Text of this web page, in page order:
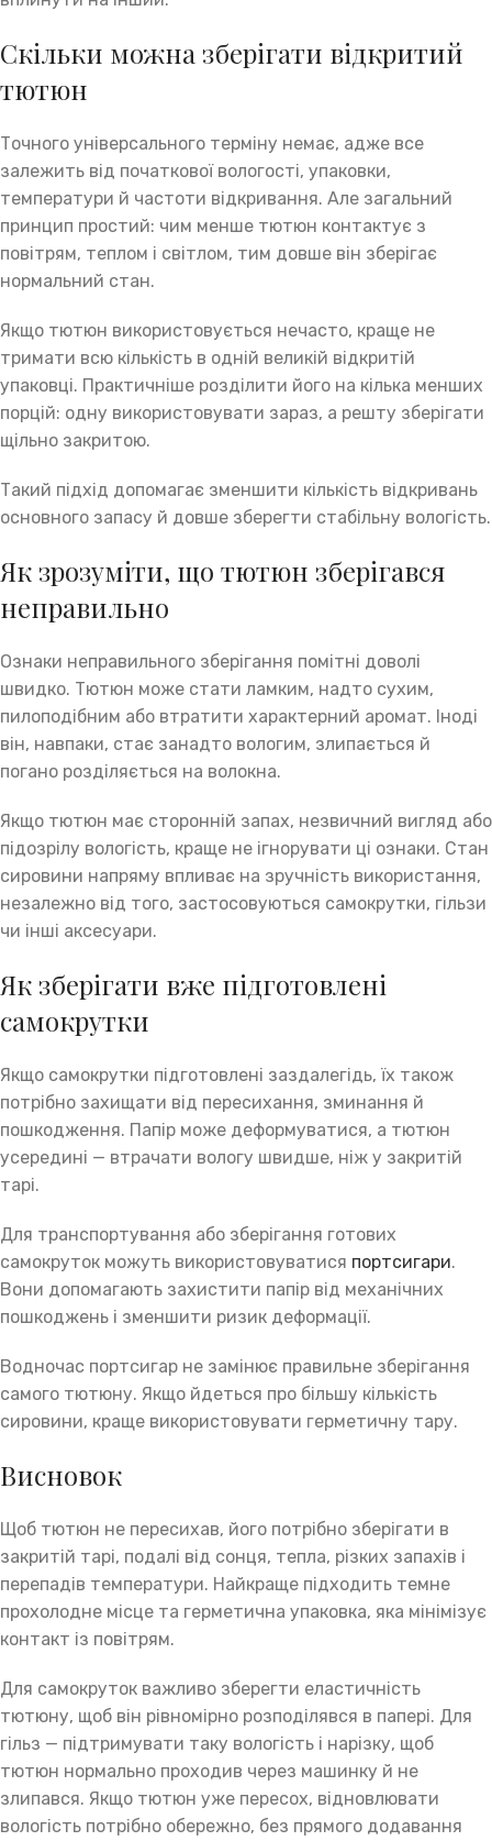
Скільки можна зберігати відкритий
тютюн
Точного універсального терміну немає, адже все
залежить від початкової вологості, упаковки,
температури й частоти відкривання. Але загальний
принцип простий: чим менше тютюн контактує з
повітрям, теплом і світлом, тим довше він зберігає
нормальний стан.
Якщо тютюн використовується нечасто, краще не
тримати всю кількість в одній великій відкритій
упаковці. Практичніше розділити його на кілька менших
порцій: одну використовувати зараз, а решту зберігати
щільно закритою.
Такий підхід допомагає зменшити кількість відкривань
основного запасу й довше зберегти стабільну вологість.
Як зрозуміти, що тютюн зберігався
неправильно
Ознаки неправильного зберігання помітні доволі
швидко. Тютюн може стати ламким, надто сухим,
пилоподібним або втратити характерний аромат. Іноді
він, навпаки, стає занадто вологим, злипається й
погано розділяється на волокна.
Якщо тютюн має сторонній запах, незвичний вигляд або
підозрілу вологість, краще не ігнорувати ці ознаки. Стан
сировини напряму впливає на зручність використання,
незалежно від того, застосовуються самокрутки, гільзи
чи інші аксесуари.
Як зберігати вже підготовлені
самокрутки
Якщо самокрутки підготовлені заздалегідь, їх також
потрібно захищати від пересихання, зминання й
пошкодження. Папір може деформуватися, а тютюн
усередині — втрачати вологу швидше, ніж у закритій
тарі.
Для транспортування або зберігання готових
самокруток можуть використовуватися портсигари.
Вони допомагають захистити папір від механічних
пошкоджень і зменшити ризик деформації.
Водночас портсигар не замінює правильне зберігання
самого тютюну. Якщо йдеться про більшу кількість
сировини, краще використовувати герметичну тару.
Висновок
Щоб тютюн не пересихав, його потрібно зберігати в
закритій тарі, подалі від сонця, тепла, різких запахів і
перепадів температури. Найкраще підходить темне
прохолодне місце та герметична упаковка, яка мінімізує
контакт із повітрям.
Для самокруток важливо зберегти еластичність
тютюну, щоб він рівномірно розподілявся в папері. Для
гільз — підтримувати таку вологість і нарізку, щоб
тютюн нормально проходив через машинку й не
злипався. Якщо тютюн уже пересох, відновлювати
вологість потрібно обережно, без прямого додавання